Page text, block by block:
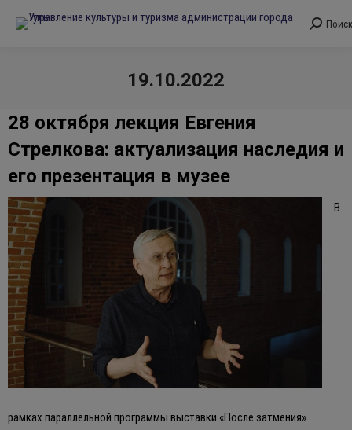
Поиск:
Поиск
19.10.2022
28 октября лекция Евгения
Стрелкова: актуализация наследия и
его презентация в музее
В
рамках параллельной программы выставки «После затмения»